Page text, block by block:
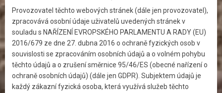
Provozovatel těchto webových stránek (dále jen provozovatel),
zpracovává osobní údaje uživatelů uvedených stránek v
souladu s NAŘÍZENÍ EVROPSKÉHO PARLAMENTU A RADY (EU)
2016/679 ze dne 27. dubna 2016 o ochraně fyzických osob v
souvislosti se zpracováním osobních údajů a o volném pohybu
těchto údajů a o zrušení směrnice 95/46/ES (obecné nařízení o
ochraně osobních údajů) (dále jen GDPR). Subjektem údajů je
každý zákazní fyzická osoba, která využívá služeb těchto